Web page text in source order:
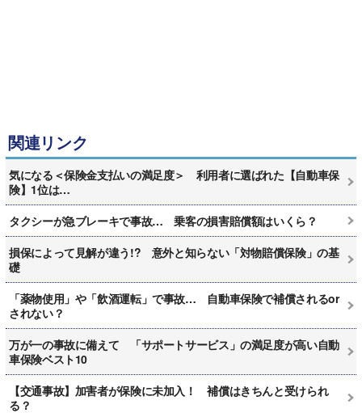
関連リンク
気になる＜保険金支払いの満足度＞ 利用者に選ばれた【自動車保
険】1位は…
タクシーが急ブレーキで事故… 乗客の損害賠償額はいくら？
損保によって見解が違う!? 意外と知らない「対物賠償保険」の基
礎
「薬物使用」や「飲酒運転」で事故… 自動車保険で補償されるor
されない？
万が一の事故に備えて 「サポートサービス」の満足度が高い自動
車保険ベスト10
【交通事故】加害者が保険に未加入！ 補償はきちんと受けられ
る？